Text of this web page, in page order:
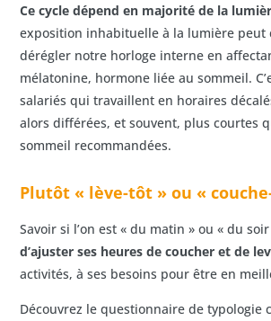
Ce cycle dépend en majorité de la
exposition inhabituelle à la lumière peut
dérégler notre horloge interne en
mélatonine, hormone liée au sommeil.
salariés qui travaillent en horaires
alors différées, et souvent, plus courtes
sommeil recommandées.
Plutôt « lève-tôt » ou «
Savoir si l’on est « du matin » ou « du soir
d’ajuster ses heures de coucher et de
activités, à ses besoins pour être en
Découvrez le questionnaire de typologie